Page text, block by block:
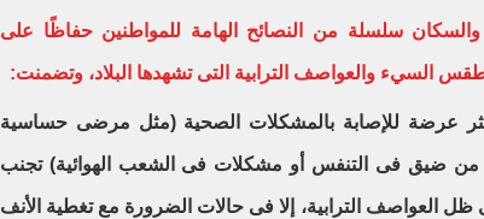
سلسلة من النصائح الهامة للمواطنين حفاظًا على
السيء والعواصف الترابية التى تشهدها البلاد، وتضمنت:
عرضة للإصابة بالمشكلات الصحية (مثل مرضى حساسية
من ضيق فى التنفس أو مشكلات فى الشعب الهوائية) تجنب
العواصف الترابية، إلا فى حالات الضرورة مع تغطية الأنف